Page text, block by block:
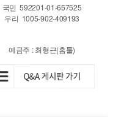
국민 592201-01-657525
우리 1005-902-409193
예금주 : 최형근(홈툴)